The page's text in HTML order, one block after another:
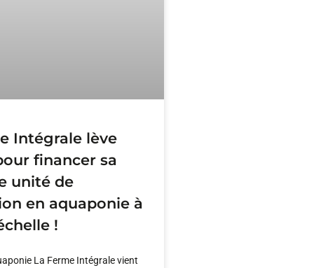
Intégrale lève
financer sa
unité de
en aquaponie à
!
La Ferme Intégrale vient